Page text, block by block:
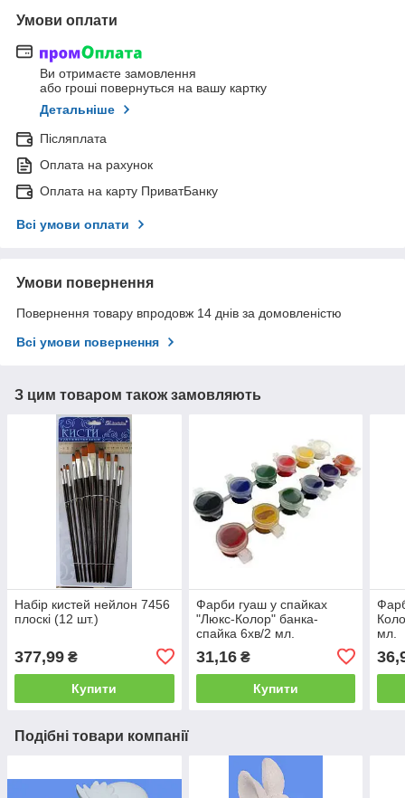
Умови оплати
Ви отримаєте замовлення
або гроші повернуться на вашу картку
Детальніше
Післяплата
Оплата на рахунок
Оплата на карту ПриватБанку
Всі умови оплати
Умови повернення
Повернення товару впродовж 14 днів за домовленістю
Всі умови повернення
З цим товаром також замовляють
Набір кистей нейлон 7456
плоскі (12 шт.)
377,99 ₴
Купити
Фарби гуаш у спайках
"Люкс-Колор" банка-
спайка 6хв/2 мл.
31,16₴
Купити
мл.
Подібні товари компанії